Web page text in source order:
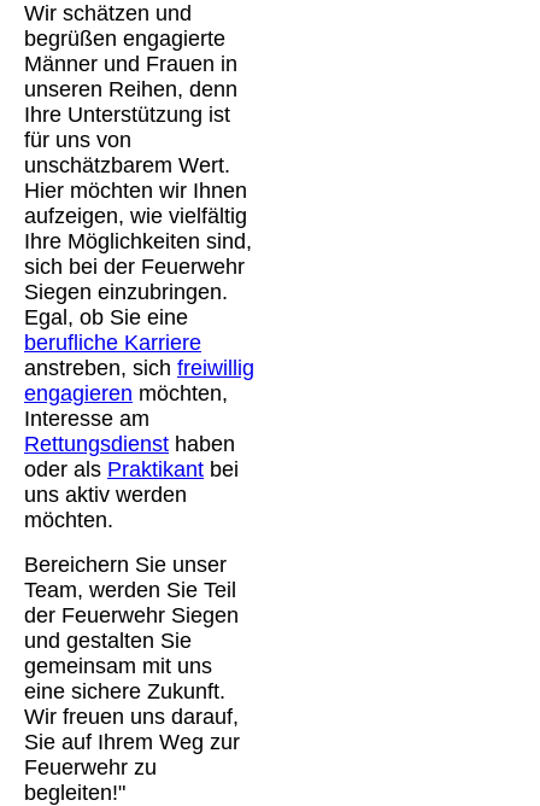
Wir schätzen und
begrüßen engagierte
Männer und Frauen in
unseren Reihen, denn
Ihre Unterstützung ist
für uns von
unschätzbarem Wert.
Hier möchten wir Ihnen
aufzeigen, wie vielfältig
Ihre Möglichkeiten sind,
sich bei der Feuerwehr
Siegen einzubringen.
Egal, ob Sie eine
berufliche Karriere
anstreben, sich freiwillig
engagieren möchten,
Interesse am
Rettungsdienst haben
oder als Praktikant bei
uns aktiv werden
möchten.
Bereichern Sie unser
Team, werden Sie Teil
der Feuerwehr Siegen
und gestalten Sie
gemeinsam mit uns
eine sichere Zukunft.
Wir freuen uns darauf,
Sie auf Ihrem Weg zur
Feuerwehr zu
begleiten!"